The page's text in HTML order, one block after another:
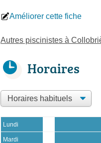
Améliorer cette fiche
Autres piscinistes à
Horaires
Lundi
Mardi